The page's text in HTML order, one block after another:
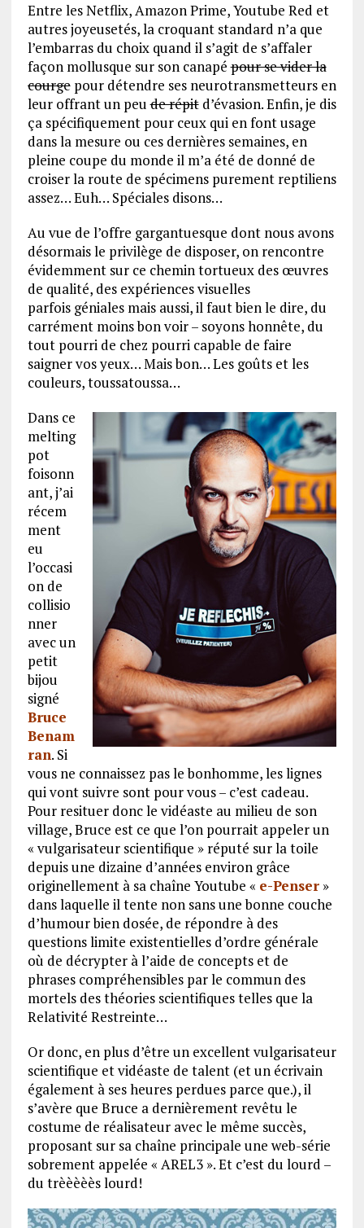
Entre les Netflix, Amazon Prime, Youtube Red et
autres joyeusetés, la croquant standard n’a que
l’embarras du choix quand il s’agit de s’affaler
façon mollusque sur son canapépour se vider la
courgepour détendre ses neurotransmetteurs en
leur offrant un peude répitd’évasion. Enfin, je dis
ça spécifiquement pour ceux qui en font usage
dans la mesure ou ces dernières semaines, en
pleine coupe du monde il m’a été de donné de
croiser la route de spécimens purement reptiliens
assez… Euh… Spéciales disons…
Au vue de l’offre gargantuesque dont nous avons
désormais le privilège de disposer, on rencontre
évidemment sur ce chemin tortueux des œuvres
de qualité, des expériences visuelles
parfois géniales mais aussi, il faut bien le dire, du
carrément moins bon voir – soyons honnête, du
tout pourri de chez pourri capable de faire
saigner vos yeux… Mais bon… Les goûts et les
couleurs, toussatoussa…
Dans ce
melting
pot
foisonn
ant, j’ai
récem
ment
eu
l’occasi
on de
collisio
nner
avec un
petit
bijou
signé
Bruce
Benam
ran. Si
vous ne connaissez pas le bonhomme, les lignes
qui vont suivre sont pour vous – c’est cadeau.
Pour resituer donc le vidéaste au milieu de son
village, Bruce est ce que l’on pourrait appeler un
« vulgarisateur scientifique » réputé sur la toile
depuis une dizaine d’années environ grâce
originellement à sa chaîne Youtube « e-Penser»
dans laquelle il tente non sans une bonne couche
d’humour bien dosée, de répondre à des
questions limite existentielles d’ordre générale
où de décrypter à l’aide de concepts et de
phrases compréhensibles par le commun des
mortels des théories scientifiques telles que la
Relativité Restreinte…
Or donc, en plus d’être un excellent vulgarisateur
scientifique et vidéaste de talent (et un écrivain
également à ses heures perdues parce que.), il
s’avère que Bruce a dernièrement revêtu le
costume de réalisateur avec le même succès,
proposant sur sa chaîne principale une web-série
sobrement appelée « AREL3 ». Et c’est du lourd –
du trèèèèès lourd!